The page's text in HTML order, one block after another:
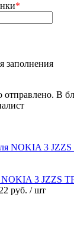
*
заполнения
В
3 JZZS
руб. / шт